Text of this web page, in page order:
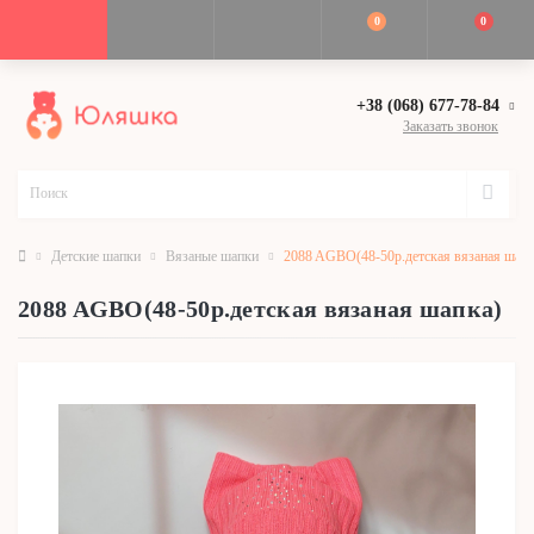
0 0
+38 (068) 677-78-84
Заказать звонок
Детские шапки Вязаные шапки 2088 AGBO(48-50р.детская вязаная
2088 AGBO(48-50р.детская вязаная шапка)